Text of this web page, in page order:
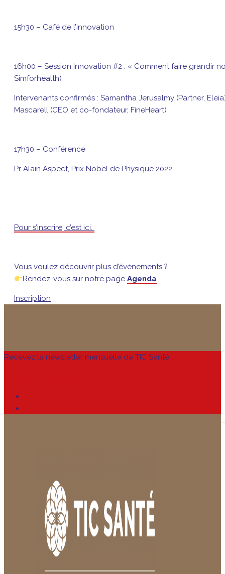
15h30 – Café de l’innovation
16h00 – Session Innovation #2 : « Comment faire grandir
Simforhealth)
Intervenants confirmés : Samantha Jerusalmy (Partner,
Mascarell (CEO et co-fondateur, FineHeart)
17h30 – Conférence
Pr Alain Aspect, Prix Nobel de Physique 2022
Pour s’inscrire, c’est ici.
Vous voulez découvrir plus d’événements ?
Rendez-vous sur notre pageAgenda
Inscription
Recevez la newsletter mensuelle de TIC Santé